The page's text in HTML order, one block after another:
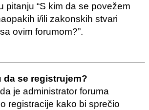
pitanju “S kim da se povežem
i/ili zakonskih stvari
ovim forumom?”.
da se registrujem?
je administrator foruma
registracije kako bi sprečio